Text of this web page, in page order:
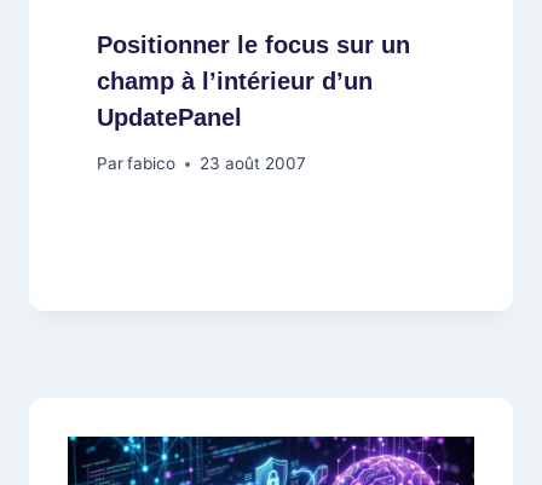
Positionner le focus sur un
champ à l’intérieur d’un
UpdatePanel
Parfabico 23 août 2007